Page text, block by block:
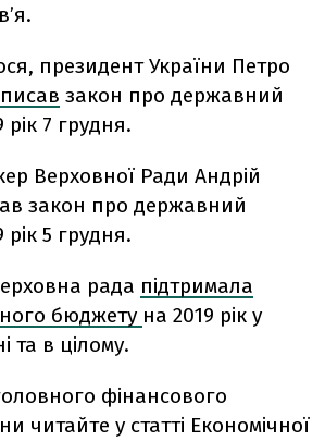
президент України Петро
закон про державний
7 грудня.
Верховної Ради Андрій
закон про державний
5 грудня.
рада підтримала
бюджету на 2019 рік у
та в цілому.
фінансового
читайте у статті Економічної